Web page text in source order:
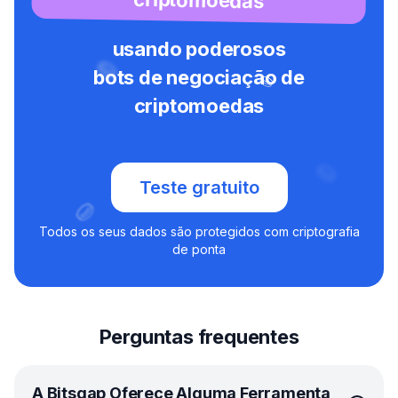
usando poderosos
bots de negociação de
criptomoedas
Teste gratuito
Todos os seus dados são protegidos com criptografia
de ponta
Perguntas frequentes
A Bitsgap Oferece Alguma Ferramenta